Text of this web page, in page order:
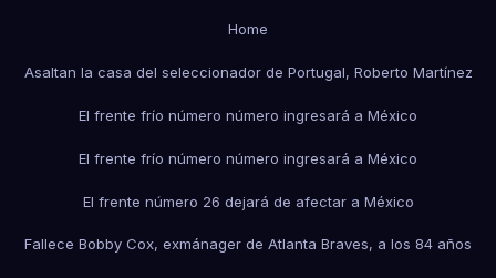
Home
Asaltan la casa del seleccionador de Portugal, Roberto Martínez
El frente frío número número ingresará a México
El frente frío número número ingresará a México
El frente número 26 dejará de afectar a México
Fallece Bobby Cox, exmánager de Atlanta Braves, a los 84 años